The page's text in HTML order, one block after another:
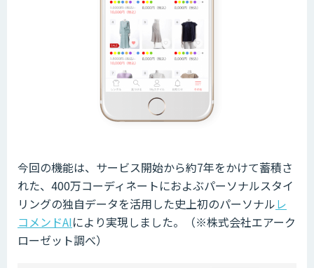
今回の機能は、サービス開始から約7年をかけて蓄積さ
れた、400万コーディネートにおよぶパーソナルスタイ
リングの独自データを活用した史上初のパーソナルレ
コメンドAIにより実現しました。（※株式会社エアーク
ローゼット調べ）